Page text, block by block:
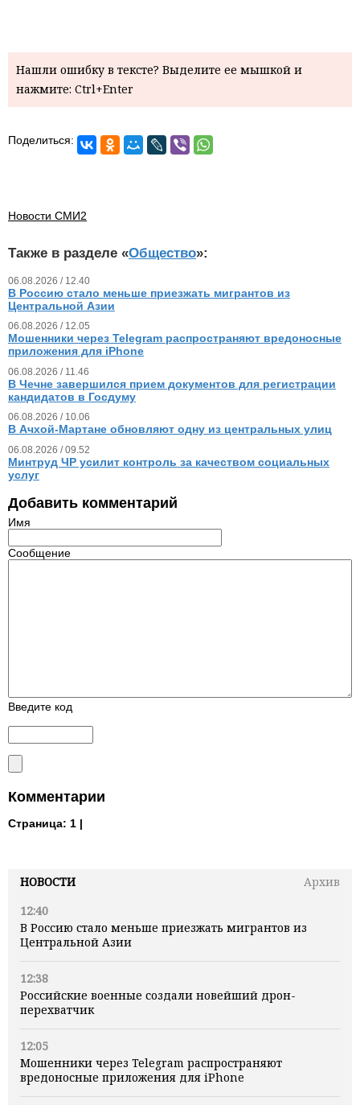
НОВОСТИ
Архив
12:40
В Россию стало меньше приезжать мигрантов из
Центральной Азии
12:38
Российские военные создали новейший дрон-
перехватчик
12:05
Мошенники через Telegram распространяют
вредоносные приложения для iPhone
Нашли ошибку в тексте? Выделите ее мышкой и
нажмите: Ctrl+Enter
Поделиться:
Новости СМИ2
Также в разделе «Общество»:
06.08.2026 / 12.40
В Россию стало меньше приезжать мигрантов из
Центральной Азии
06.08.2026 / 12.05
Мошенники через Telegram распространяют вредоносные
приложения для iPhone
06.08.2026 / 11.46
В Чечне завершился прием документов для регистрации
кандидатов в Госдуму
06.08.2026 / 10.06
В Ачхой-Мартане обновляют одну из центральных улиц
06.08.2026 / 09.52
Минтруд ЧР усилит контроль за качеством социальных
услуг
Добавить комментарий
Имя
Сообщение
Введите код
Комментарии
Страница: 1 |